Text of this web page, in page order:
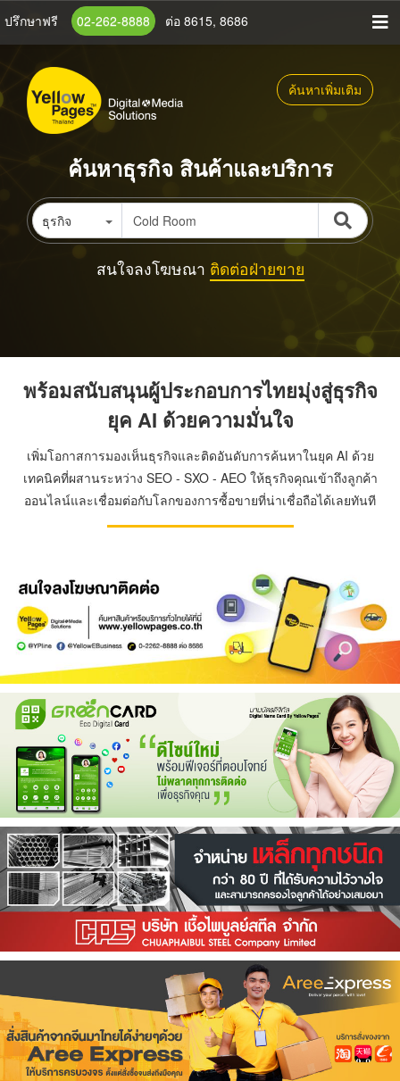
ข้าม
เนื้อหา
หลัก
ปรึกษาฟรี 02-262-8888 ต่อ 8615, 8686
ค้นหาเพิ่มเติม
ค้นหาธุรกิจ สินค้าและบริการ
ธุรกิจ
สนใจลงโฆษณา ติดต่อฝ่ายขาย
พร้อมสนับสนุนผู้ประกอบการไทยมุ่งสู่ธุรกิจ
ยุค AI ด้วยความมั่นใจ
เพิ่มโอกาสการมองเห็นธุรกิจและติดอันดับการค้นหาในยุค AI ด้วย
เทคนิคที่ผสานระหว่าง SEO - SXO - AEO ให้ธุรกิจคุณเข้าถึงลูกค้า
ออนไลน์และเชื่อมต่อกับโลกของการซื้อขายที่น่าเชื่อถือได้เลยทันที